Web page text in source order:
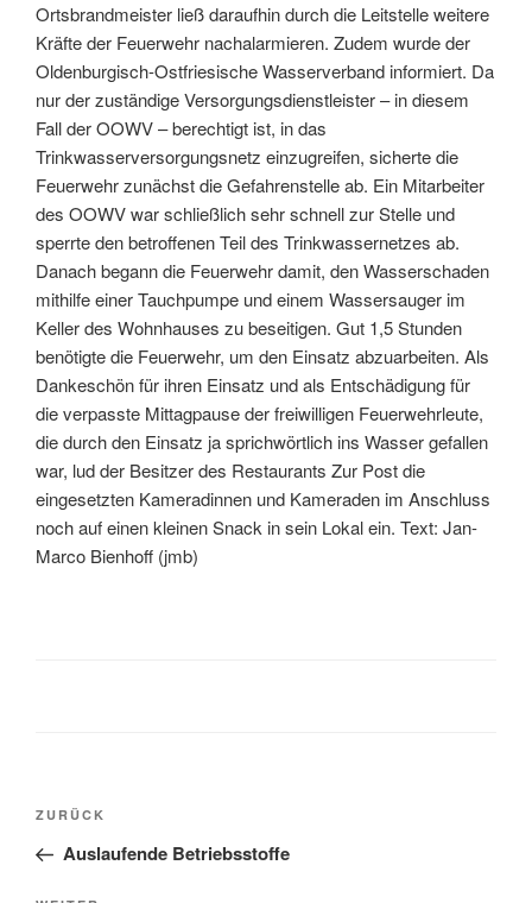
Ortsbrandmeister ließ daraufhin durch die Leitstelle weitere
Kräfte der Feuerwehr nachalarmieren. Zudem wurde der
Oldenburgisch-Ostfriesische Wasserverband informiert. Da
nur der zuständige Versorgungsdienstleister – in diesem
Fall der OOWV – berechtigt ist, in das
Trinkwasserversorgungsnetz einzugreifen, sicherte die
Feuerwehr zunächst die Gefahrenstelle ab. Ein Mitarbeiter
des OOWV war schließlich sehr schnell zur Stelle und
sperrte den betroffenen Teil des Trinkwassernetzes ab.
Danach begann die Feuerwehr damit, den Wasserschaden
mithilfe einer Tauchpumpe und einem Wassersauger im
Keller des Wohnhauses zu beseitigen. Gut 1,5 Stunden
benötigte die Feuerwehr, um den Einsatz abzuarbeiten. Als
Dankeschön für ihren Einsatz und als Entschädigung für
die verpasste Mittagpause der freiwilligen Feuerwehrleute,
die durch den Einsatz ja sprichwörtlich ins Wasser gefallen
war, lud der Besitzer des Restaurants Zur Post die
eingesetzten Kameradinnen und Kameraden im Anschluss
noch auf einen kleinen Snack in sein Lokal ein. Text: Jan-
Marco Bienhoff (jmb)
ZURÜCK
Auslaufende Betriebsstoffe